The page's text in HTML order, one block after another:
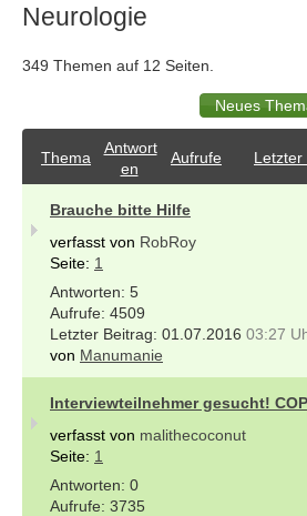
Neurologie
349 Themen auf 12 Seiten.
Thema
Antwort
en
Aufrufe Letzter
Brauche bitte Hilfe
verfasst von RobRoy
Seite: 1
5
4509
01.07.2016 03:27
von Manumanie
Interviewteilnehmer gesucht!
verfasst von malithecoconut
Seite: 1
0
3735